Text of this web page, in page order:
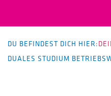
DU BEFINDEST DICH HIER:
DUALES STUDIUM